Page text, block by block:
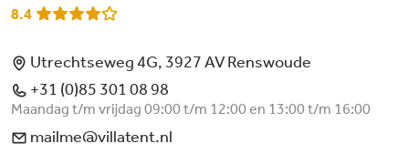
8.4
Utrechtseweg 4G, 3927 AV Renswoude
+31 (0)85 301 08 98
Maandag t/m vrijdag 09:00 t/m 12:00 en 13:00 t/m 16:00
mailme@villatent.nl